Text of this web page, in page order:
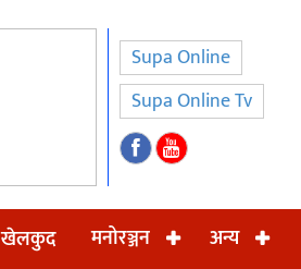
Supa Online
Supa Online Tv
खेलकुद मनोरञ्जन अन्य